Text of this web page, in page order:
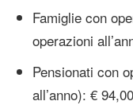
Famiglie con
operazioni
Pensionati con
all’anno): €